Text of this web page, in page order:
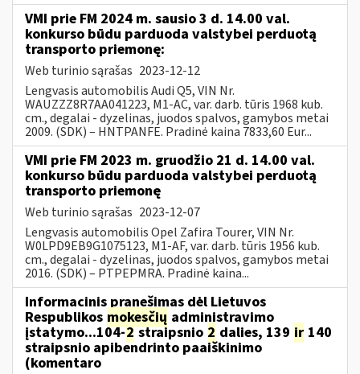
VMI prie FM 2024 m. sausio 3 d. 14.00 val.
konkurso būdu parduoda valstybei perduotą
transporto priemonę:
Web turinio sąrašas 2023-12-12
Lengvasis automobilis Audi Q5, VIN Nr.
WAUZZZ8R7AA041223, M1-AC, var. darb. tūris 1968 kub.
cm., degalai - dyzelinas, juodos spalvos, gamybos metai
2009. (SDK) – HNTPANFE. Pradinė kaina 7833,60 Eur...
VMI prie FM 2023 m. gruodžio 21 d. 14.00 val.
konkurso būdu parduoda valstybei perduotą
transporto priemonę
Web turinio sąrašas 2023-12-07
Lengvasis automobilis Opel Zafira Tourer, VIN Nr.
W0LPD9EB9G1075123, M1-AF, var. darb. tūris 1956 kub.
cm., degalai - dyzelinas, juodos spalvos, gamybos metai
2016. (SDK) – PTPEPMRA. Pradinė kaina...
Informacinis pranešimas dėl Lietuvos
Respublikos mokesčių administravimo
įstatymo...104-2straipsnio 2 dalies, 139 ir 140
straipsnio apibendrinto paaiškinimo
(komentaro